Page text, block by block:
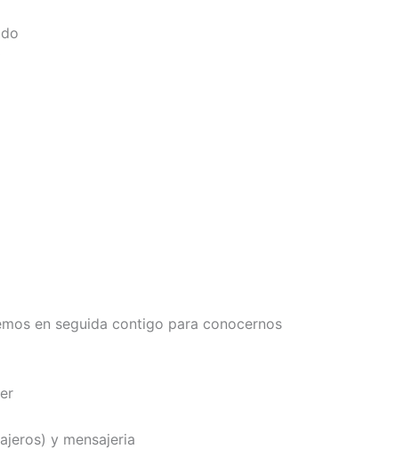
en seguida contigo para conocernos
y mensajeria